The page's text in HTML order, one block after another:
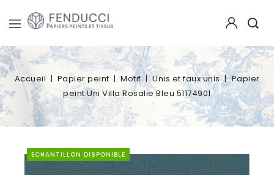
Accueil Papier peint Motif Unis et faux unis
Papier
peint Uni Villa Rosalie Bleu 51174901
ECHANTILLON DISPONIBLE